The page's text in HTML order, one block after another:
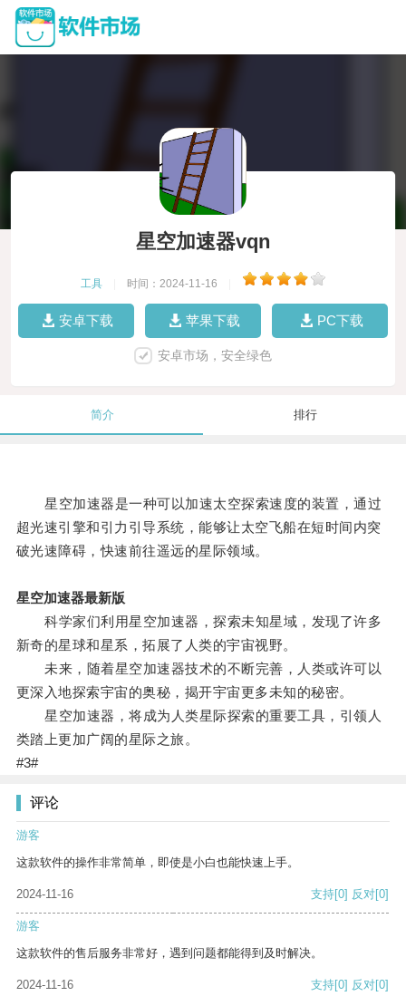
星空加速器vqn
工具 时间：2024-11-16
安卓下载 苹果下载 PC下载
安卓市场，安全绿色
简介 排行
星空加速器是一种可以加速太空探索速度的装置，通过
超光速引擎和引力引导系统，能够让太空飞船在短时间内突
破光速障碍，快速前往遥远的星际领域。
星空加速器最新版
科学家们利用星空加速器，探索未知星域，发现了许多
新奇的星球和星系，拓展了人类的宇宙视野。
未来，随着星空加速器技术的不断完善，人类或许可以
更深入地探索宇宙的奥秘，揭开宇宙更多未知的秘密。
星空加速器，将成为人类星际探索的重要工具，引领人
类踏上更加广阔的星际之旅。
#3#
评论
游客
这款软件的操作非常简单，即使是小白也能快速上手。
2024-11-16 支持[0] 反对[0]
游客
这款软件的售后服务非常好，遇到问题都能得到及时解决。
2024-11-16 支持[0] 反对[0]